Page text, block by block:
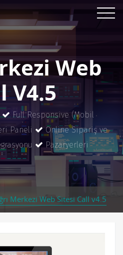
Web
V4.5
Full Responsive (Mobil
Paneli
Online Sipariş ve
Pazaryerleri
Merkezi Web Sitesi Call v4.5